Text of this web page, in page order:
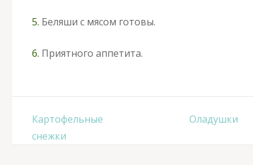
5. Беляши с мясом готовы.
6. Приятного аппетита.
Навигация
по
Картофельные
снежки
Оладушки